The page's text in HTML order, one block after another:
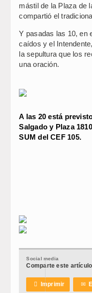
mástil de la Plaza de
compartió el
Y pasadas las 10, en
caídos y el
la sepultura que los
una oración.
A las 20 está
Salgado y Plaza
SUM del CEF 105.
Social media
Comparte este artículo
 Imprimir ✉